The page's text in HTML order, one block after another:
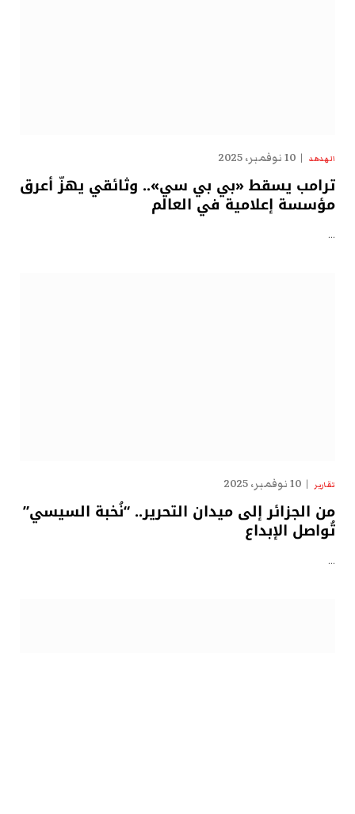
الهدهد 10 نوفمبر، 2025
ترامب يسقط «بي بي سي».. وثائقي يهزّ أعرق
مؤسسة إعلامية في العالم
…
تقارير 10 نوفمبر، 2025
من الجزائر إلى ميدان التحرير.. “نُخبة السيسي”
تُواصل الإبداع
…